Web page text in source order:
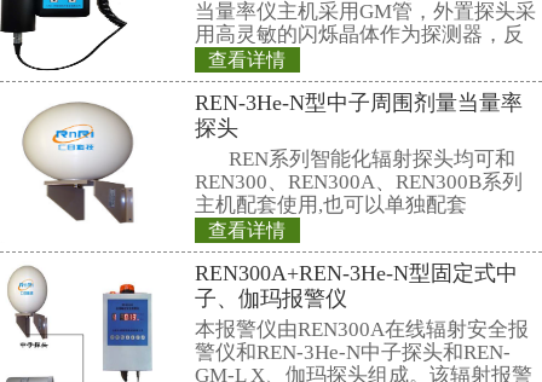
REN500H辐射防护
量(率)仪是监测各
场所的辐射剂量率
足《环境地表γ辐射
中高剂量部分的要
高能γ射线外，还
准确的测量，具有
性。此外通过配套
量管理软件可将存储
查看详情
REN800型中子周
REN800型中子周
采用高灵敏的进口
器，反应速度快。
灵敏度高、抗γ性能
查看详情